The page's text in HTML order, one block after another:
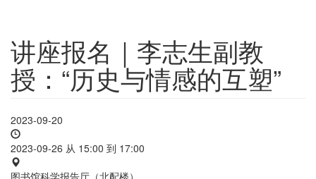
讲座报名｜李志生副教
授：“历史与情感的互塑”
2023-09-20
2023-09-26 从 15:00 到 17:00